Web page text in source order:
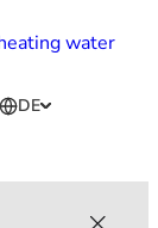
DE